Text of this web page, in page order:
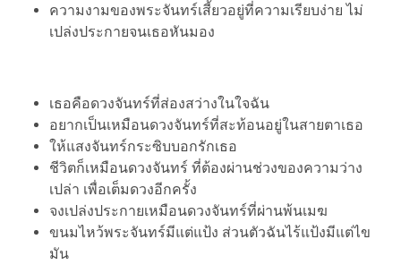
ความงามของพระจันทร์เสี้ยวอยู่ที่ความเรียบง่าย ไม่
เปล่งประกายจนเธอหันมอง
เธอคือดวงจันทร์ที่ส่องสว่างในใจฉัน
อยากเป็นเหมือนดวงจันทร์ที่สะท้อนอยู่ในสายตาเธอ
ให้แสงจันทร์กระซิบบอกรักเธอ
ชีวิตก็เหมือนดวงจันทร์ ที่ต้องผ่านช่วงของความว่าง
เปล่า เพื่อเต็มดวงอีกครั้ง
จงเปล่งประกายเหมือนดวงจันทร์ที่ผ่านพ้นเมฆ
ขนมไหว้พระจันทร์มีแต่แป้ง ส่วนตัวฉันไร้แป้งมีแต่ไข
มัน